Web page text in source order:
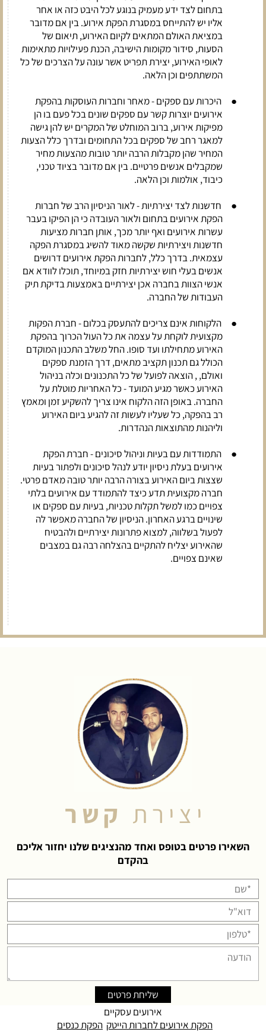
בתחום לצד ידע מעמיק בנוגע לכל היבט כזה או אחר
אליו יש להתייחס במסגרת הפקת אירוע. בין אם מדובר
במציאת האולם המתאים לקיום האירוע, תיאום של
הסעות, סידור מקומות הישיבה, הכנת פעילויות מתאימות
לאופי האירוע, יצירת תפריט אשר עונה על הצרכים של כל
המשתתפים וכן הלאה.
●
היכרות עם ספקים -מאחר וחברות העוסקות בהפקת
אירועים יוצרות קשר עם ספקים שונים בכל פעם בו הן
מפיקות אירוע, ברוב המוחלט של המקרים יש להן גישה
למאגר רחב של ספקים בכל התחומים ובדרך כלל הצעות
המחיר שהן מקבלות הרבה יותר טובות מהצעות מחיר
שמקבלים אנשים פרטיים. בין אם מדובר בציוד טכני,
כיבוד, אולמות וכן הלאה.
●
חדשנות לצד יצירתיות -לאור הניסיון הרב של חברות
הפקת אירועים בתחום ולאור העובדה כי הן הפיקו בעבר
עשרות אירועים ואף יותר מכך, אותן חברות מציעות
חדשנות ויצירתיות שקשה מאוד להשיג במסגרת הפקה
עצמאית. בדרך כלל, לחברות הפקת אירועים דרושים
אנשים בעלי חוש יצירתיות חזק במיוחד, תוכלו לוודא אם
אנשי הצוות בחברה אכן יצירתיים באמצעות בדיקת תיק
העבודות של החברה.
●
הלקוחות אינם צריכים להתעסק בכלום -חברת הפקות
מקצועית לוקחת על עצמה את כל העול הכרוך בהפקת
האירוע מתחילתו ועד סופו. החל משלב התכנון המוקדם
הכולל גם תכנון תקציב מתאים, דרך הזמנת ספקים
ואולם, , הוצאה לפועל של כל התכנונים וכלה בניהול
האירוע כאשר מגיע המועד - כל האחריות מוטלת על
החברה. באופן הזה הלקוח אינו צריך להשקיע זמן ומאמץ
רב בהפקה, כל שעליו לעשות זה להגיע ביום האירוע
וליהנות מהתוצאות הנהדרות.
●
התמודדות עם בעיות וניהול סיכונים -חברת הפקת
אירועים בעלת ניסיון יודע לנהל סיכונים ולפתור בעיות
שצצות ביום האירוע בצורה הרבה יותר טובה מאדם פרטי.
חברה מקצועית תדע כיצד להתמודד עם אירועים בלתי
צפויים כמו למשל תקלות טכניות, בעיות עם ספקים או
שינויים ברגע האחרון. הניסיון של החברה מאפשר לה
לפעול בשלווה, למצוא פתרונות יצירתיים ולהבטיח
שהאירוע יצליח להתקיים בהצלחה רבה גם במצבים
שאינם צפויים.
י צ י ר ת ק ש ר
השאירו פרטים בטופס ואחד מהנציגים שלנו יחזור אליכם
בהקדם
אירועים עסקיים
הפקת אירועים לחברות הייטק הפקת כנסים